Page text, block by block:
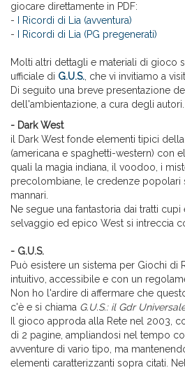
giocare direttamente in PDF:
-
I Ricordi di Lia (avventura)
-
I Ricordi di Lia (PG pregenerati)
Molti altri dettagli e materiali di gioco
ufficiale di G.U.S. , che vi invitiamo a
Di seguito una breve presentazione
dell'ambientazione, a cura degli autori.
- Dark West
il Dark West fonde elementi tipici
(americana e spaghetti-western) con
quali la magia indiana, il voodoo, i
precolombiane, le credenze popolari
mannari.
Ne segue una fantastoria dai tratti
selvaggio ed epico West si intreccia
- G.U.S.
Può esistere un sistema per Giochi di
intuitivo, accessibile e con un
Non ho l'ardire di affermare che
c'è e si chiama G.U.S.: il Gdr
Il gioco approda alla Rete nel 2003,
di 2 pagine, ampliandosi nel tempo
avventure di vario tipo, ma
elementi caratterizzanti sopra citati.